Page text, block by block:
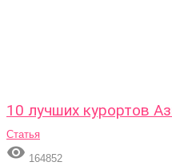
10 лучших курортов
Статья
 164852